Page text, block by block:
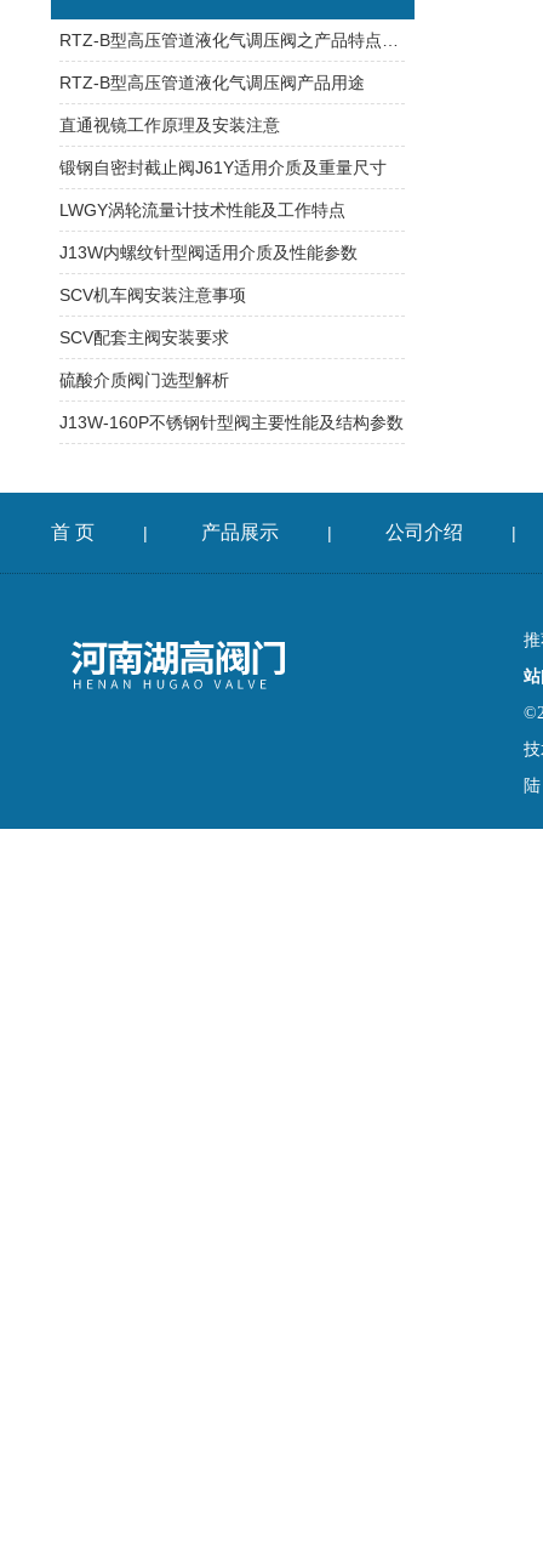
RTZ-B型高压管道液化气调压阀产品用途
直通视镜工作原理及安装注意
锻钢自密封截止阀J61Y适用介质及重量尺寸
LWGY涡轮流量计技术性能及工作特点
J13W内螺纹针型阀适用介质及性能参数
SCV机车阀安装注意事项
SCV配套主阀安装要求
硫酸介质阀门选型解析
J13W-160P不锈钢针型阀主要性能及结构参数
首 页 | 产品展示 | 公司介绍 |
陆